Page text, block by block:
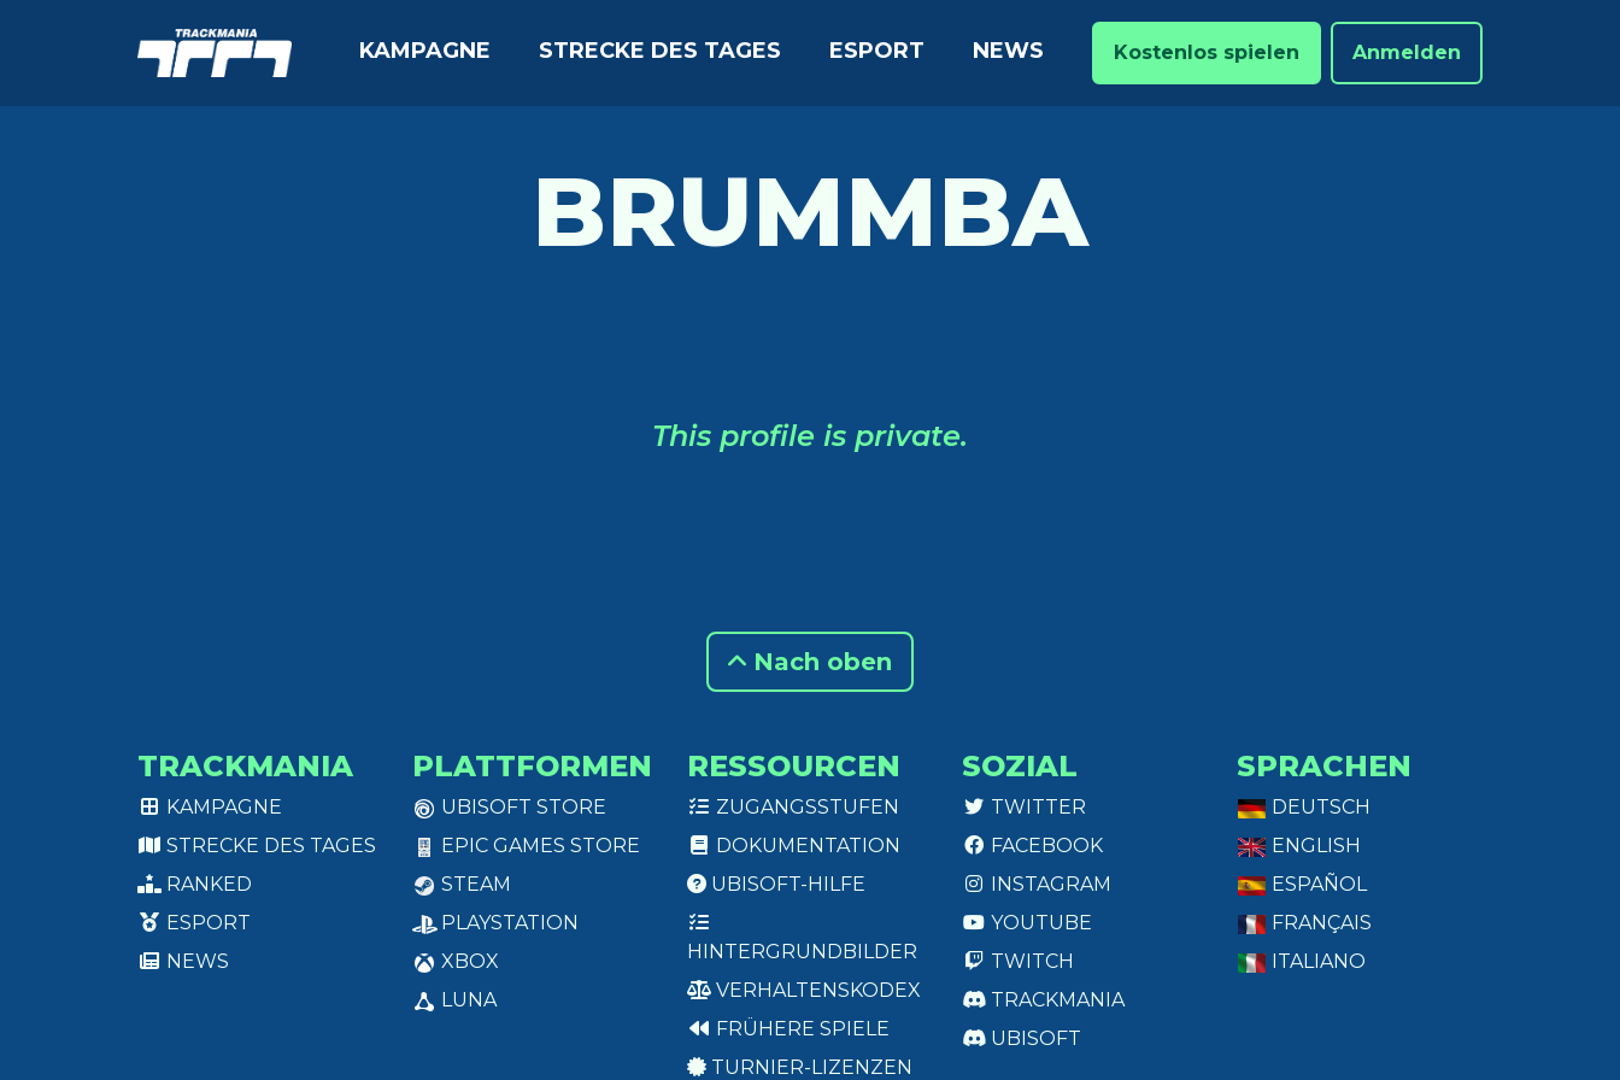
KAMPAGNE STRECKE DES TAGES ESPORT NEWS Kostenlos spielen Anmelden
BRUMMBA
This profile is private.
Nach oben
TRACKMANIA
KAMPAGNE
STRECKE DES TAGES
RANKED
ESPORT
NEWS
PLATTFORMEN
UBISOFT STORE
EPIC GAMES STORE
STEAM
PLAYSTATION
XBOX
LUNA
RESSOURCEN
ZUGANGSSTUFEN
DOKUMENTATION
UBISOFT-HILFE
HINTERGRUNDBILDER
VERHALTENSKODEX
FRÜHERE SPIELE
TURNIER-LIZENZEN
SOZIAL
TWITTER
FACEBOOK
INSTAGRAM
YOUTUBE
TWITCH
TRACKMANIA
UBISOFT
SPRACHEN
DEUTSCH
ENGLISH
ESPAÑOL
FRANÇAIS
ITALIANO